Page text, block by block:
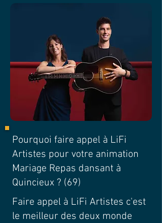
Pourquoi faire appel à LiFi
Artistes pour votre animation
Mariage Repas dansant à
Quincieux ? (69)
Faire appel à LiFi Artistes c'est
le meilleur des deux monde